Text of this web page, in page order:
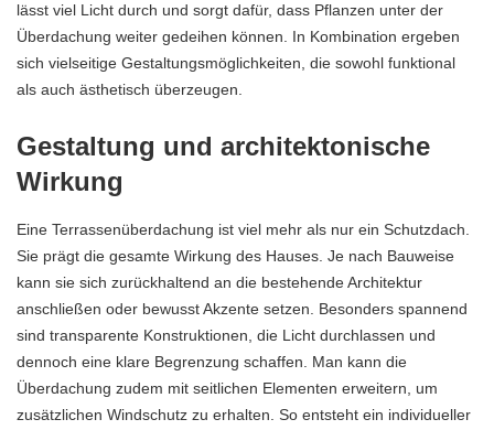
lässt viel Licht durch und sorgt dafür, dass Pflanzen unter der
Überdachung weiter gedeihen können. In Kombination ergeben
sich vielseitige Gestaltungsmöglichkeiten, die sowohl funktional
als auch ästhetisch überzeugen.
Gestaltung und architektonische
Wirkung
Eine Terrassenüberdachung ist viel mehr als nur ein Schutzdach.
Sie prägt die gesamte Wirkung des Hauses. Je nach Bauweise
kann sie sich zurückhaltend an die bestehende Architektur
anschließen oder bewusst Akzente setzen. Besonders spannend
sind transparente Konstruktionen, die Licht durchlassen und
dennoch eine klare Begrenzung schaffen. Man kann die
Überdachung zudem mit seitlichen Elementen erweitern, um
zusätzlichen Windschutz zu erhalten. So entsteht ein individueller